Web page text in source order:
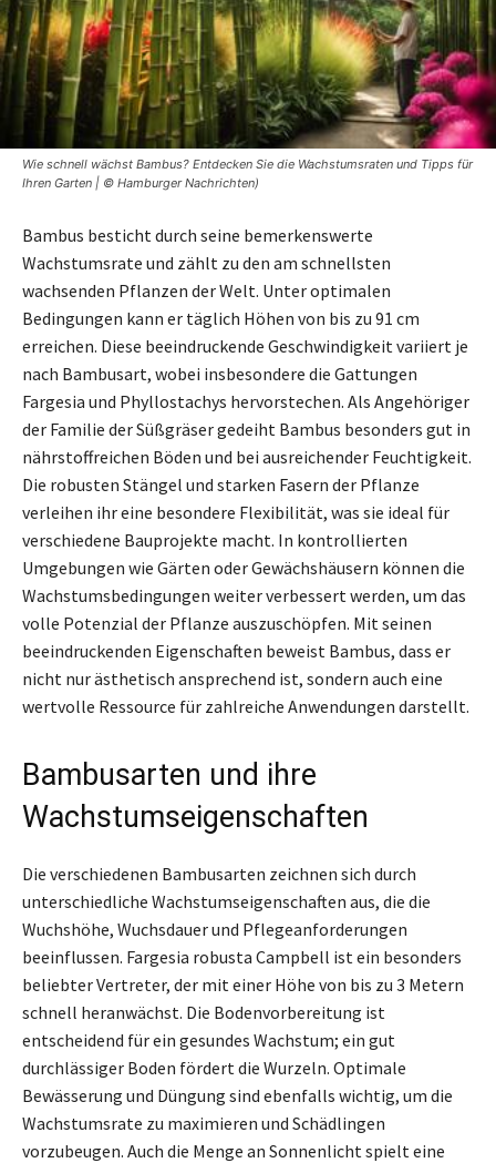
Wie schnell wächst Bambus? Entdecken Sie die Wachstumsraten und Tipps für
Ihren Garten | © Hamburger Nachrichten)
Bambus besticht durch seine bemerkenswerte
Wachstumsrate und zählt zu den am schnellsten
wachsenden Pflanzen der Welt. Unter optimalen
Bedingungen kann er täglich Höhen von bis zu 91 cm
erreichen. Diese beeindruckende Geschwindigkeit variiert je
nach Bambusart, wobei insbesondere die Gattungen
Fargesia und Phyllostachys hervorstechen. Als Angehöriger
der Familie der Süßgräser gedeiht Bambus besonders gut in
nährstoffreichen Böden und bei ausreichender Feuchtigkeit.
Die robusten Stängel und starken Fasern der Pflanze
verleihen ihr eine besondere Flexibilität, was sie ideal für
verschiedene Bauprojekte macht. In kontrollierten
Umgebungen wie Gärten oder Gewächshäusern können die
Wachstumsbedingungen weiter verbessert werden, um das
volle Potenzial der Pflanze auszuschöpfen. Mit seinen
beeindruckenden Eigenschaften beweist Bambus, dass er
nicht nur ästhetisch ansprechend ist, sondern auch eine
wertvolle Ressource für zahlreiche Anwendungen darstellt.
Bambusarten und ihre
Wachstumseigenschaften
Die verschiedenen Bambusarten zeichnen sich durch
unterschiedliche Wachstumseigenschaften aus, die die
Wuchshöhe, Wuchsdauer und Pflegeanforderungen
beeinflussen. Fargesia robusta Campbell ist ein besonders
beliebter Vertreter, der mit einer Höhe von bis zu 3 Metern
schnell heranwächst. Die Bodenvorbereitung ist
entscheidend für ein gesundes Wachstum; ein gut
durchlässiger Boden fördert die Wurzeln. Optimale
Bewässerung und Düngung sind ebenfalls wichtig, um die
Wachstumsrate zu maximieren und Schädlingen
vorzubeugen. Auch die Menge an Sonnenlicht spielt eine